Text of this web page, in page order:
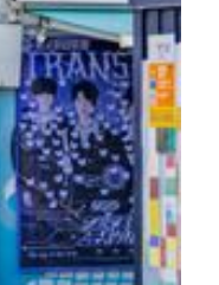
curated city
guide and chauffeured
at an unhurried and
routes that reveal
richness of its
energy of Taipa and
charm of